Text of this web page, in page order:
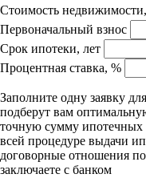
Стоимость недвижимости,
Первоначальный взнос
Срок ипотеки, лет
Процентная ставка, %
Заполните одну заявку
подберут вам
точную сумму ипотечных
всей процедуре выдачи
договорные отношения
заключаете с банком